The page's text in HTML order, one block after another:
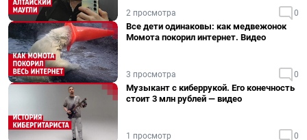
2 просмотра 0
Все дети одинаковы: как медвежонок
Момота покорил интернет. Видео
3 просмотра 0
Музыкант с киберрукой. Его конечность
стоит 3 млн рублей — видео
1 просмотр 0